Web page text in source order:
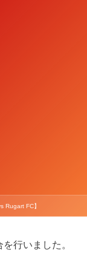
Rugart FC】
行いました。